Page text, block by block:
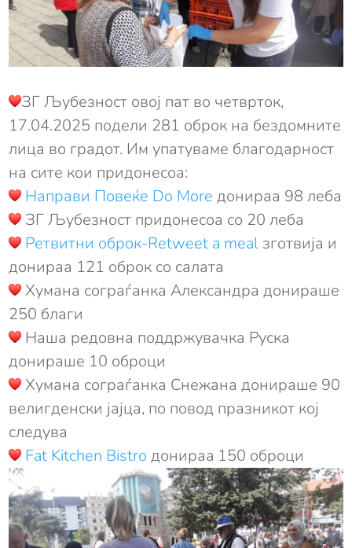
ЗГ Љубезност овој пат во четврток,
17.04.2025 подели 281 оброк на бездомните
лица во градот. Им упатуваме благодарност
на сите кои придонесоа:
Направи Повеќе Do More донираа 98 леба
ЗГ Љубезност придонесоа со 20 леба
Ретвитни oброк-Retweet a mealзготвија и
донираа 121 оброк со салата
Хумана сограѓанка Александра донираше
250 благи
Наша редовна поддржувачка Руска
донираше 10 оброци
Хумана сограѓанка Снежана донираше 90
велигденски јајца, по повод празникот кој
следува
Fat Kitchen Bistro донираa 150 оброци